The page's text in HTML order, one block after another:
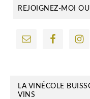
REJOIGNEZ-MOI
LA VINÉCOLE
VINS